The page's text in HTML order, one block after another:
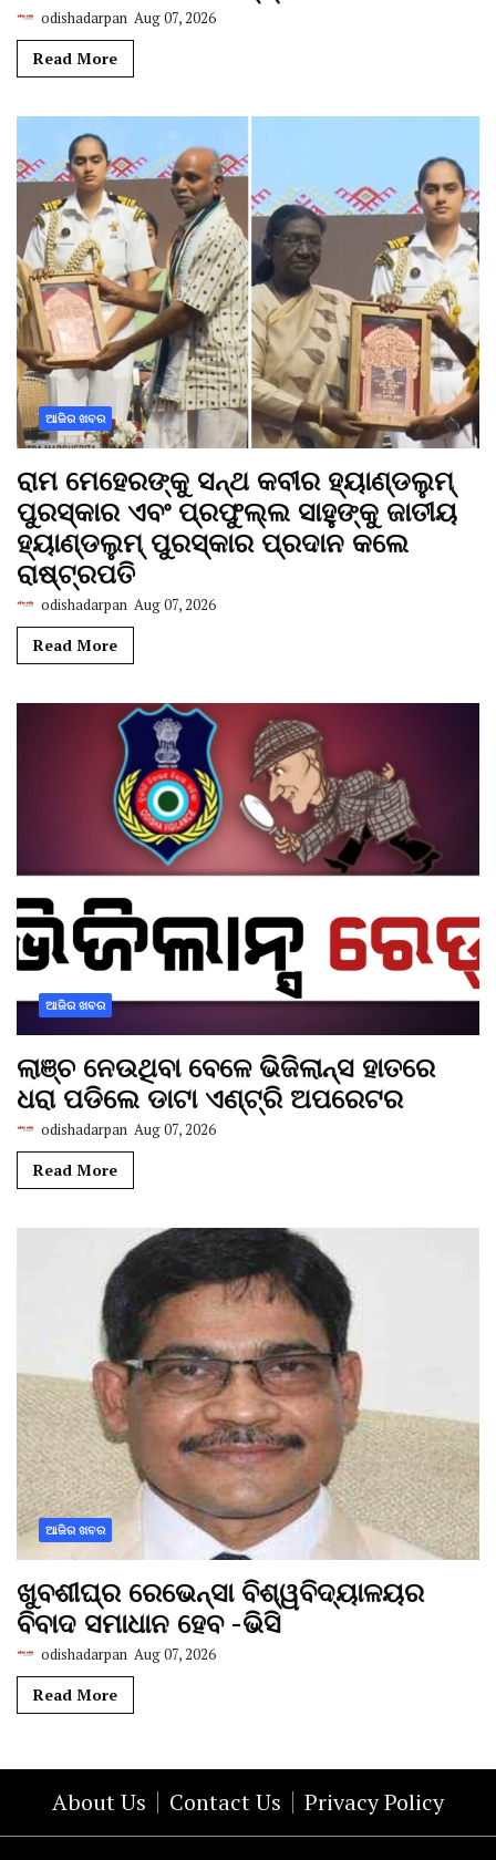
odishadarpan Aug 07, 2026
Read More
ଆଜିର ଖବର
ରାମ ମେହେରଙ୍କୁ ସନ୍ଥ କବୀର ହ୍ୟାଣ୍ଡଲୁମ୍
ପୁରସ୍କାର ଏବଂ ପ୍ରଫୁଲ୍ଲ ସାହୁଙ୍କୁ ଜାତୀୟ
ହ୍ୟାଣ୍ଡଲୁମ୍ ପୁରସ୍କାର ପ୍ରଦାନ କଲେ
ରାଷ୍ଟ୍ରପତି
odishadarpan Aug 07, 2026
Read More
ଆଜିର ଖବର
ଲାଞ୍ଚ ନେଉଥିବା ବେଳେ ଭିଜିଲାନ୍ସ ହାତରେ
ଧରା ପଡିଲେ ଡାଟା ଏଣ୍ଟ୍ରି ଅପରେଟର
odishadarpan Aug 07, 2026
Read More
ଆଜିର ଖବର
ଖୁବଶୀଘ୍ର ରେଭେନ୍ସା ବିଶ୍ୱବିଦ୍ୟାଳୟର
ବିବାଦ ସମାଧାନ ହେବ -ଭିସି
odishadarpan Aug 07, 2026
Read More
About Us Contact Us Privacy Policy